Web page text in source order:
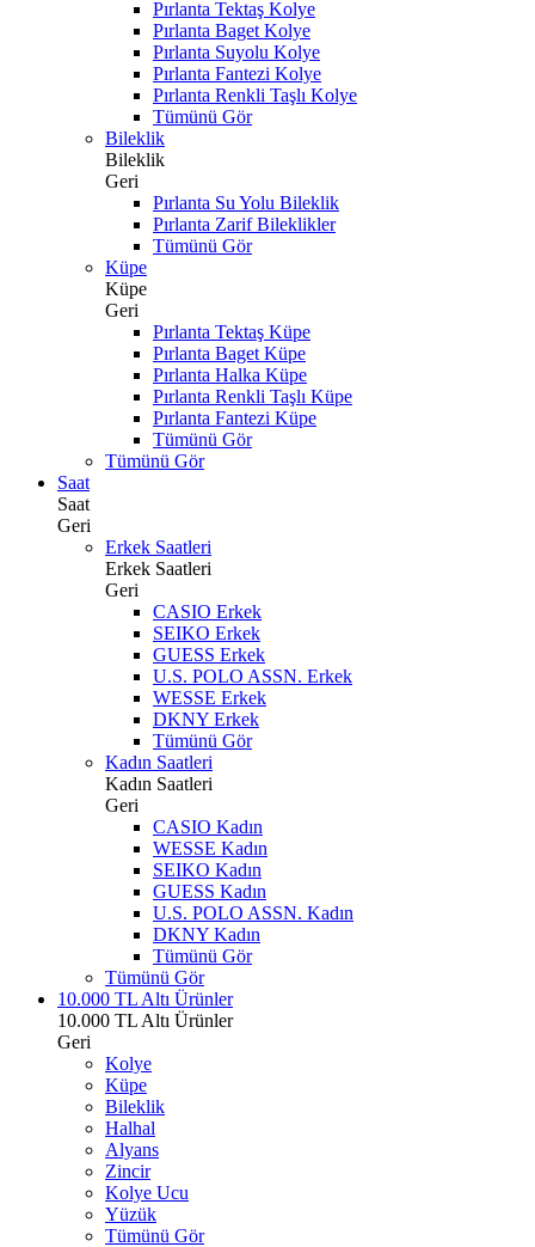
Pırlanta Tektaş Kolye
Pırlanta Baget Kolye
Pırlanta Suyolu Kolye
Pırlanta Fantezi Kolye
Pırlanta Renkli Taşlı Kolye
Tümünü Gör
Bileklik
Bileklik
Geri
Pırlanta Su Yolu Bileklik
Pırlanta Zarif Bileklikler
Tümünü Gör
Küpe
Küpe
Geri
Pırlanta Tektaş Küpe
Pırlanta Baget Küpe
Pırlanta Halka Küpe
Pırlanta Renkli Taşlı Küpe
Pırlanta Fantezi Küpe
Tümünü Gör
Tümünü Gör
Saat
Saat
Geri
Erkek Saatleri
Erkek Saatleri
Geri
CASIO Erkek
SEIKO Erkek
GUESS Erkek
U.S. POLO ASSN. Erkek
WESSE Erkek
DKNY Erkek
Tümünü Gör
Kadın Saatleri
Kadın Saatleri
Geri
CASIO Kadın
WESSE Kadın
SEIKO Kadın
GUESS Kadın
U.S. POLO ASSN. Kadın
DKNY Kadın
Tümünü Gör
Tümünü Gör
10.000 TL Altı Ürünler
10.000 TL Altı Ürünler
Geri
Kolye
Küpe
Bileklik
Halhal
Alyans
Zincir
Kolye Ucu
Yüzük
Tümünü Gör